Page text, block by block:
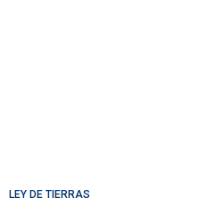
LEY DE TIERRAS